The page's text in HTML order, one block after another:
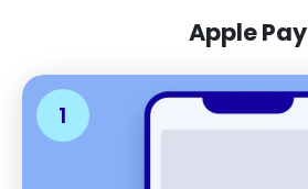
Apple Pay